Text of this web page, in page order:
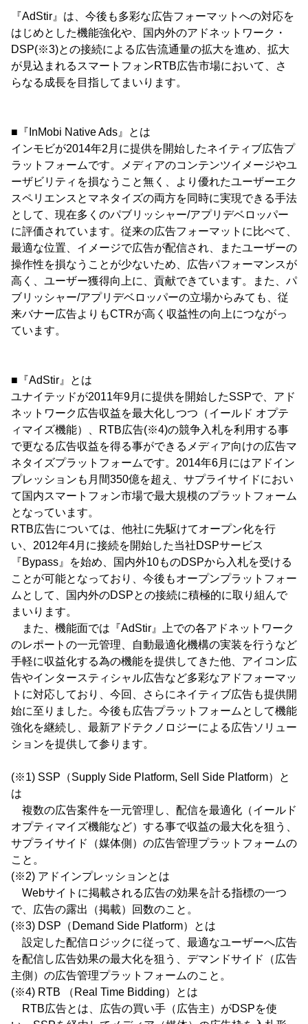
『AdStir』は、今後も多彩な広告フォーマットへの対応を
はじめとした機能強化や、国内外のアドネットワーク・
DSP(※3)との接続による広告流通量の拡大を進め、拡大
が見込まれるスマートフォンRTB広告市場において、さ
らなる成長を目指してまいります。
■『InMobi Native Ads』とは
インモビが2014年2月に提供を開始したネイティブ広告プ
ラットフォームです。メディアのコンテンツイメージやユ
ーザビリティを損なうこと無く、より優れたユーザーエク
スペリエンスとマネタイズの両方を同時に実現できる手法
として、現在多くのパブリッシャー/アプリデベロッパー
に評価されています。従来の広告フォーマットに比べて、
最適な位置、イメージで広告が配信され、またユーザーの
操作性を損なうことが少ないため、広告パフォーマンスが
高く、ユーザー獲得向上に、貢献できています。また、パ
ブリッシャー/アプリデベロッパーの立場からみても、従
来バナー広告よりもCTRが高く収益性の向上につながっ
ています。
■『AdStir』とは
ユナイテッドが2011年9月に提供を開始したSSPで、アド
ネットワーク広告収益を最大化しつつ（イールド オプテ
ィマイズ機能）、RTB広告(※4)の競争入札を利用する事
で更なる広告収益を得る事ができるメディア向けの広告マ
ネタイズプラットフォームです。2014年6月にはアドイン
プレッションも月間350億を超え、サプライサイドにおい
て国内スマートフォン市場で最大規模のプラットフォーム
となっています。
RTB広告については、他社に先駆けてオープン化を行
い、2012年4月に接続を開始した当社DSPサービス
『Bypass』を始め、国内外10ものDSPから入札を受ける
ことが可能となっており、今後もオープンプラットフォー
ムとして、国内外のDSPとの接続に積極的に取り組んで
まいります。
また、機能面では『AdStir』上での各アドネットワーク
のレポートの一元管理、自動最適化機構の実装を行うなど
手軽に収益化する為の機能を提供してきた他、アイコン広
告やインタースティシャル広告など多彩なアドフォーマッ
トに対応しており、今回、さらにネイティブ広告も提供開
始に至りました。今後も広告プラットフォームとして機能
強化を継続し、最新アドテクノロジーによる広告ソリュー
ションを提供して参ります。
(※1) SSP（Supply Side Platform, Sell Side Platform）と
は
複数の広告案件を一元管理し、配信を最適化（イールド
オプティマイズ機能など）する事で収益の最大化を狙う、
サプライサイド（媒体側）の広告管理プラットフォームの
こと。
(※2) アドインプレッションとは
Webサイトに掲載される広告の効果を計る指標の一つ
で、広告の露出（掲載）回数のこと。
(※3) DSP（Demand Side Platform）とは
設定した配信ロジックに従って、最適なユーザーへ広告
を配信し広告効果の最大化を狙う、デマンドサイド（広告
主側）の広告管理プラットフォームのこと。
(※4) RTB （Real Time Bidding）とは
RTB広告とは、広告の買い手（広告主）がDSPを使